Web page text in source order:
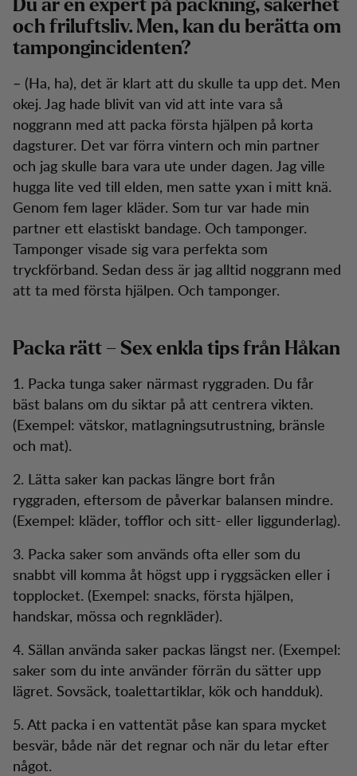
Du är en expert på packning, säkerhet
och friluftsliv. Men, kan du berätta om
tampongincidenten?
– (Ha, ha), det är klart att du skulle ta upp det. Men
okej. Jag hade blivit van vid att inte vara så
noggrann med att packa första hjälpen på korta
dagsturer. Det var förra vintern och min partner
och jag skulle bara vara ute under dagen. Jag ville
hugga lite ved till elden, men satte yxan i mitt knä.
Genom fem lager kläder. Som tur var hade min
partner ett elastiskt bandage. Och tamponger.
Tamponger visade sig vara perfekta som
tryckförband. Sedan dess är jag alltid noggrann med
att ta med första hjälpen. Och tamponger.
Packa rätt – Sex enkla tips från Håkan
1. Packa tunga saker närmast ryggraden. Du får
bäst balans om du siktar på att centrera vikten.
(Exempel: vätskor, matlagningsutrustning, bränsle
och mat).
2. Lätta saker kan packas längre bort från
ryggraden, eftersom de påverkar balansen mindre.
(Exempel: kläder, tofflor och sitt- eller liggunderlag).
3. Packa saker som används ofta eller som du
snabbt vill komma åt högst upp i ryggsäcken eller i
topplocket. (Exempel: snacks, första hjälpen,
handskar, mössa och regnkläder).
4. Sällan använda saker packas längst ner. (Exempel:
saker som du inte använder förrän du sätter upp
lägret. Sovsäck, toalettartiklar, kök och handduk).
5. Att packa i en vattentät påse kan spara mycket
besvär, både när det regnar och när du letar efter
något.